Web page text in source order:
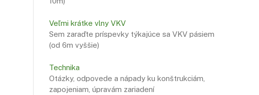
Veľmi krátke vlny VKV
Sem zaraďte príspevky týkajúce sa VKV pásiem
(od 6m vyššie)
Technika
Otázky, odpovede a nápady ku konštrukciám,
zapojeniam, úpravám zariadení